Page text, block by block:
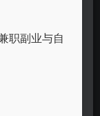
职副业与自